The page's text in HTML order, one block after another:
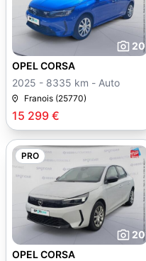
20
15 299 €
OPEL CORSA
2025 - 8335 km - Auto
Franois (25770)
PRO
20
OPEL CORSA